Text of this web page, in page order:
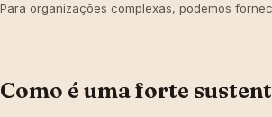
Para organizações complexas, podemos
Como é uma forte